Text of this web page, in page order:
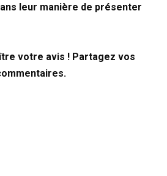
leur manière de présenter
votre avis ! Partagez vos